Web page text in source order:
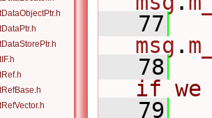
   77
msg .
   78
if we
   79